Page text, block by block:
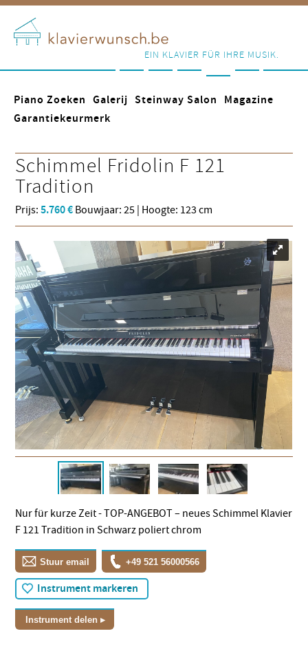
EIN KLAVIER FÜR IHRE MUSIK.
Piano Zoeken Galerij Steinway Salon
Magazine
Garantiekeurmerk
Schimmel Fridolin F 121
Tradition
Prijs:5.760 € Bouwjaar: 25 | Hoogte: 123 cm
Nur für kurze Zeit - TOP-​ANGEBOT – neues Schimmel Klavier
F 121 Tradition in Schwarz poliert chrom
Stuur email +49 521 56000566
Instrument markeren
Instrument delen